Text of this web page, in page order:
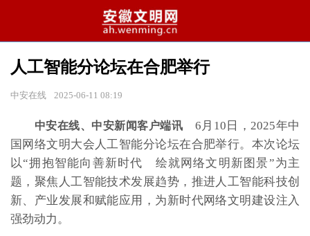
人工智能分论坛在合肥举行
中安在线 2025-06-11 08:19
中安在线、中安新闻客户端讯 6月10日，2025年中
国网络文明大会人工智能分论坛在合肥举行。本次论坛
以“拥抱智能向善新时代 绘就网络文明新图景”为主
题，聚焦人工智能技术发展趋势，推进人工智能科技创
新、产业发展和赋能应用，为新时代网络文明建设注入
强劲动力。